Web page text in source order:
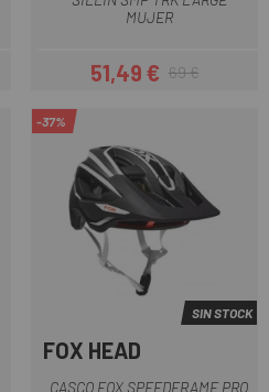
MUJER
Precio
51,49 €Precio regular
69 €
-37%
SIN STOCK
FOX HEAD
CASCO FOX SPEEDFRAME PRO